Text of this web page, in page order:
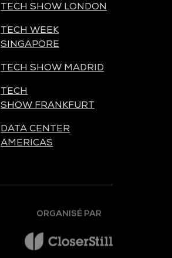
TECH SHOW LONDON
TECH WEEK
SINGAPORE
TECH SHOW MADRID
TECH
SHOW FRANKFURT
DATA CENTER
AMERICAS
ORGANISÉ PAR